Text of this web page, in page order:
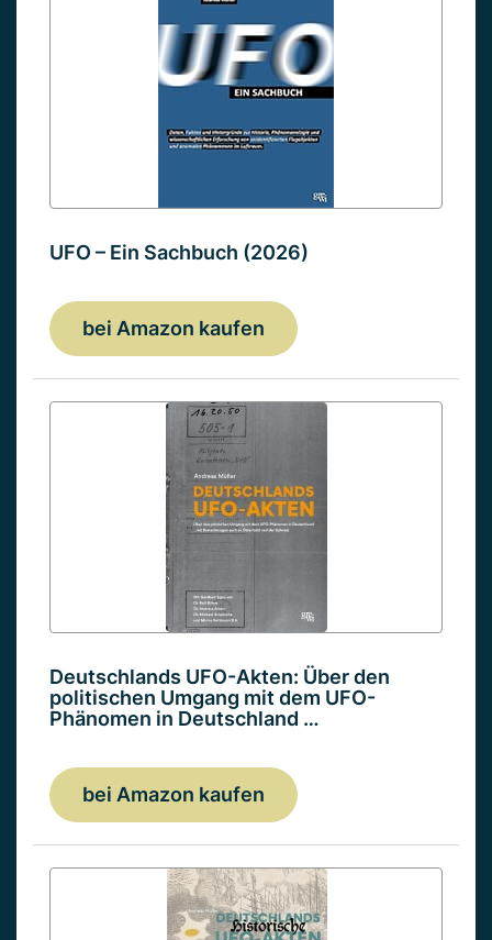
UFO – Ein Sachbuch (2026)
bei Amazon kaufen
Deutschlands UFO-Akten: Über den
politischen Umgang mit dem UFO-
Phänomen in Deutschland …
bei Amazon kaufen